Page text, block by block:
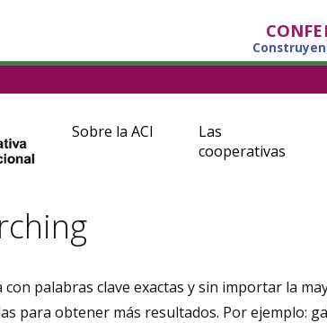
Sobre la ACI
Las
cooperativas
con palabras clave exactas y sin importar la
para obtener más resultados. Por ejemplo: